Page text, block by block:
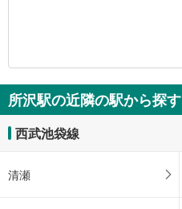
所沢駅の近隣の駅から探す
西武池袋線
清瀬